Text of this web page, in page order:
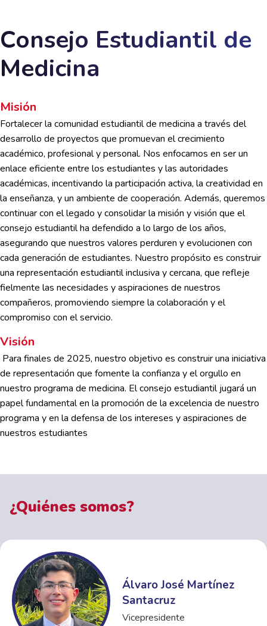
Consejo Estudiantil de
Medicina
Misión
Fortalecer la comunidad estudiantil de medicina a través del
desarrollo de proyectos que promuevan el crecimiento
académico, profesional y personal. Nos enfocamos en ser un
enlace eficiente entre los estudiantes y las autoridades
académicas, incentivando la participación activa, la creatividad en
la enseñanza, y un ambiente de cooperación. Además, queremos
continuar con el legado y consolidar la misión y visión que el
consejo estudiantil ha defendido a lo largo de los años,
asegurando que nuestros valores perduren y evolucionen con
cada generación de estudiantes. Nuestro propósito es construir
una representación estudiantil inclusiva y cercana, que refleje
fielmente las necesidades y aspiraciones de nuestros
compañeros, promoviendo siempre la colaboración y el
compromiso con el servicio.
Visión
Para finales de 2025, nuestro objetivo es construir una iniciativa
de representación que fomente la confianza y el orgullo en
nuestro programa de medicina. El consejo estudiantil jugará un
papel fundamental en la promoción de la excelencia de nuestro
programa y en la defensa de los intereses y aspiraciones de
nuestros estudiantes
¿Quiénes somos?
Álvaro José Martínez
Santacruz
Vicepresidente